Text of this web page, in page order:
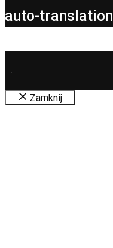
auto-translation
.
Zamknij